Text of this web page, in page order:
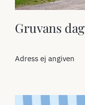
Gruvans dag
Adress ej angiven